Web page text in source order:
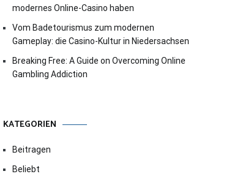
modernes Online-Casino haben
Vom Badetourismus zum modernen
Gameplay: die Casino-Kultur in Niedersachsen
Breaking Free: A Guide on Overcoming Online
Gambling Addiction
KATEGORIEN
Beitragen
Beliebt